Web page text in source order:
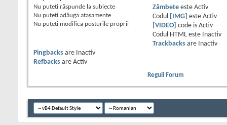
Nu puteţi răspunde la subiecte
Nu puteţi adăuga ataşamente
Nu puteţi modifica posturile proprii
Zâmbeteeste Activ
Codul
[IMG] este Activ
[VIDEO]
code is Activ
Codul HTML este
Inactiv
Trackbacksare
Inactiv
Pingbacks are
Inactiv
Refbacks are Activ
Reguli Forum